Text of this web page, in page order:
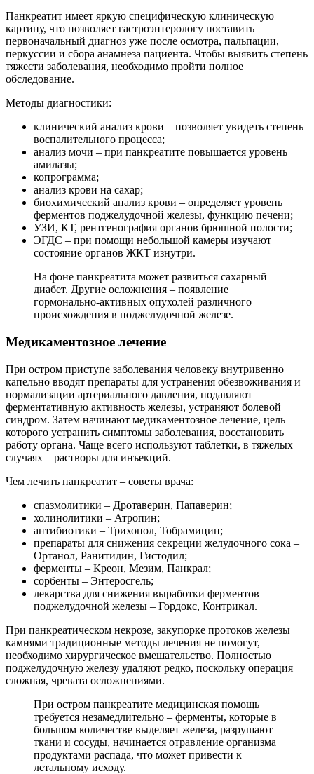
Панкреатит имеет яркую специфическую клиническую
картину, что позволяет гастроэнтерологу поставить
первоначальный диагноз уже после осмотра, пальпации,
перкуссии и сбора анамнеза пациента. Чтобы выявить степень
тяжести заболевания, необходимо пройти полное
обследование.
Методы диагностики:
клинический анализ крови – позволяет увидеть степень
воспалительного процесса;
анализ мочи – при панкреатите повышается уровень
амилазы;
копрограмма;
анализ крови на сахар;
биохимический анализ крови – определяет уровень
ферментов поджелудочной железы, функцию печени;
УЗИ, КТ, рентгенография органов брюшной полости;
ЭГДС – при помощи небольшой камеры изучают
состояние органов ЖКТ изнутри.
На фоне панкреатита может развиться сахарный
диабет. Другие осложнения – появление
гормонально-активных опухолей различного
происхождения в поджелудочной железе.
Медикаментозное лечение
При остром приступе заболевания человеку внутривенно
капельно вводят препараты для устранения обезвоживания и
нормализации артериального давления, подавляют
ферментативную активность железы, устраняют болевой
синдром. Затем начинают медикаментозное лечение, цель
которого устранить симптомы заболевания, восстановить
работу органа. Чаще всего используют таблетки, в тяжелых
случаях – растворы для инъекций.
Чем лечить панкреатит – советы врача:
спазмолитики – Дротаверин, Папаверин;
холинолитики – Атропин;
антибиотики – Трихопол, Тобрамицин;
препараты для снижения секреции желудочного сока –
Ортанол, Ранитидин, Гистодил;
ферменты – Креон, Мезим, Панкрал;
сорбенты – Энтеросгель;
лекарства для снижения выработки ферментов
поджелудочной железы – Гордокс, Контрикал.
При панкреатическом некрозе, закупорке протоков железы
камнями традиционные методы лечения не помогут,
необходимо хирургическое вмешательство. Полностью
поджелудочную железу удаляют редко, поскольку операция
сложная, чревата осложнениями.
При остром панкреатите медицинская помощь
требуется незамедлительно – ферменты, которые в
большом количестве выделяет железа, разрушают
ткани и сосуды, начинается отравление организма
продуктами распада, что может привести к
летальному исходу.